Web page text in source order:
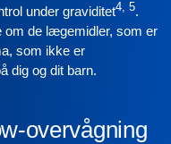
under graviditet4, 5.
om de lægemidler, som er
som ikke er
dig og dit barn.
overvågning